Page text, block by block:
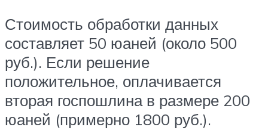
Стоимость обработки данных
составляет 50 юаней (около 500
руб.). Если решение
положительное, оплачивается
вторая госпошлина в размере 200
юаней (примерно 1800 руб.).